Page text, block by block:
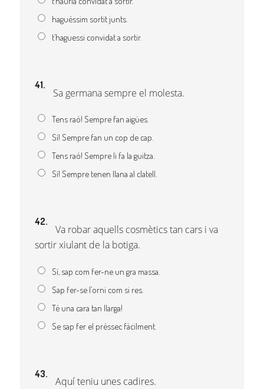
haguéssim sortit junts.
t’haguessi convidat a sortir.
41.
Sa germana sempre el molesta.
Tens raó! Sempre fan aigües.
Sí! Sempre fan un cop de cap.
Tens raó! Sempre li fa la guitza.
Sí! Sempre tenen llana al clatell.
42.
Va robar aquells cosmètics tan cars i va
sortir xiulant de la botiga.
Sí, sap com fer-ne un gra massa.
Sap fer-se l’orni com si res.
Té una cara tan llarga!
Se sap fer el préssec fàcilment.
43.
Aquí teniu unes cadires.